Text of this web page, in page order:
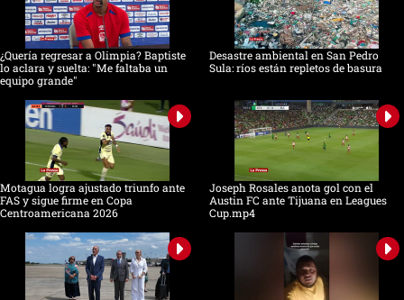
¿Quería regresar a Olimpia? Baptiste
lo aclara y suelta: "Me faltaba un
equipo grande"
Desastre ambiental en San Pedro
Sula: ríos están repletos de basura
Motagua logra ajustado triunfo ante
FAS y sigue firme en Copa
Centroamericana 2026
Joseph Rosales anota gol con el
Austin FC ante Tijuana en Leagues
Cup.mp4